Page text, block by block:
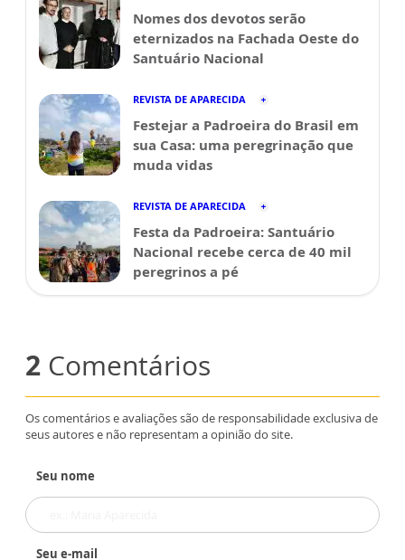
Nomes dos devotos serão
eternizados na Fachada Oeste do
Santuário Nacional
REVISTA DE APARECIDA
Festejar a Padroeira do Brasil em
sua Casa: uma peregrinação que
muda vidas
REVISTA DE APARECIDA
Festa da Padroeira: Santuário
Nacional recebe cerca de 40 mil
peregrinos a pé
2 Comentários
Os comentários e avaliações são de responsabilidade exclusiva de
seus autores e não representam a opinião do site.
Seu nome
Seu e-mail